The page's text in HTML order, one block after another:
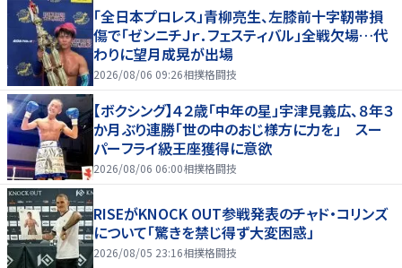
「全日本プロレス」青柳亮生、左膝前十字靭帯損
傷で「ゼンニチＪｒ．フェスティバル」全戦欠場…代
わりに望月成晃が出場
2026/08/06 09:26相撲格闘技
【ボクシング】４２歳「中年の星」宇津見義広、８年３
か月ぶり連勝「世の中のおじ様方に力を」 スー
パーフライ級王座獲得に意欲
2026/08/06 06:00相撲格闘技
RISEがKNOCK OUT参戦発表のチャド・コリンズ
について「驚きを禁じ得ず大変困惑」
2026/08/05 23:16相撲格闘技